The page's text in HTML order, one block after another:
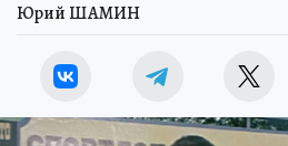
Юрий ШАМИН